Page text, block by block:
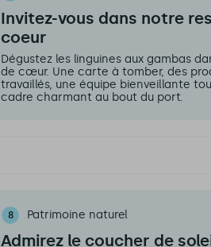
Invitez-vous dans notre
coeur
Dégustez les linguines aux gambas
de cœur. Une carte à tomber, des
travaillés, une équipe bienveillante
cadre charmant au bout du port.
8 Patrimoine naturel
Admirez le coucher de